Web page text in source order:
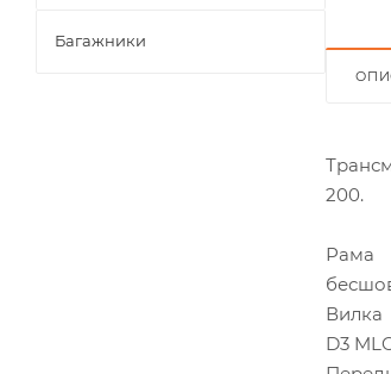
200.
Рама
Вилка
D3
Багажники